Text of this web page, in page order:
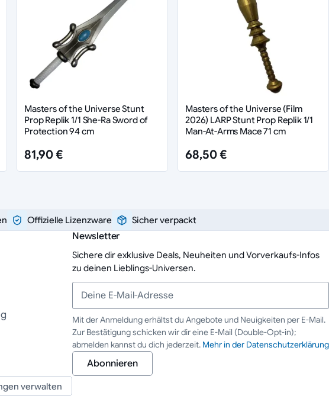
Masters of the Universe Stunt
Prop Replik 1/1 She-Ra Sword of
Protection 94 cm
81,90 €
Masters of the Universe (Film
2026) LARP Stunt Prop Replik 1/1
Man-At-Arms Mace 71 cm
68,50 €
Offizielle Lizenzware Sicher verpackt
Newsletter
Sichere dir exklusive Deals, Neuheiten und Vorverkaufs-Infos
zu deinen Lieblings-Universen.
Deine E-Mail-Adresse
Mit der Anmeldung erhältst du Angebote und Neuigkeiten per E-Mail.
Zur Bestätigung schicken wir dir eine E-Mail (Double-Opt-in);
abmelden kannst du dich jederzeit. Mehr in der Datenschutzerklärung
Abonnieren
verwalten